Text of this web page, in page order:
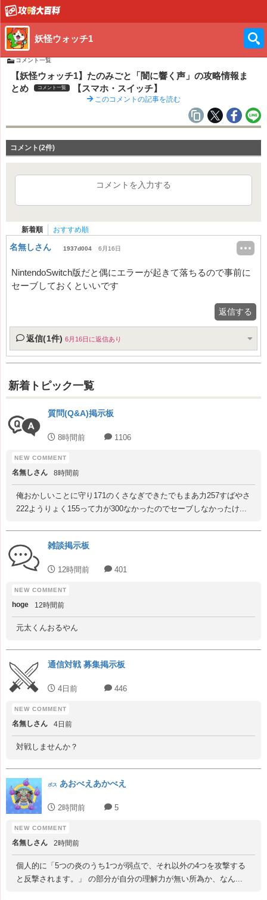
妖怪ウォッチ1
コメント一覧
【妖怪ウォッチ1】たのみごと「闇に響く声」の攻略情報ま
とめ
コメント一覧 【スマホ・スイッチ】
このコメントの記事を読む
コメント(2件)
コメントを入力する
新着順 おすすめ順
名無しさん 1937d004 6月16日
NintendoSwitch版だと偶にエラーが起きて落ちるので事前に
セーブしておくといいです
返信する
返信(1件) 6月16日に返信あり
新着トピック一覧
質問(Q&A)掲示板
8時間前 1106
名無しさん 8時間前
俺おかしいことに守り171のくさなぎできたでもまあ力257すばやさ
222ようりょく155って力が300なかったのでセーブしなかったけ...
雑談掲示板
12時間前 401
hoge 12時間前
元太くんおるやん
通信対戦 募集掲示板
4日前 446
名無しさん 4日前
対戦しませんか？
ボス あおべえあかべえ
2時間前 5
名無しさん 2時間前
個人的に「5つの炎のうち1つが弱点で、それ以外の4つを攻撃する
と反撃されます。」 の部分が自分の理解力が無い所為か、なん...